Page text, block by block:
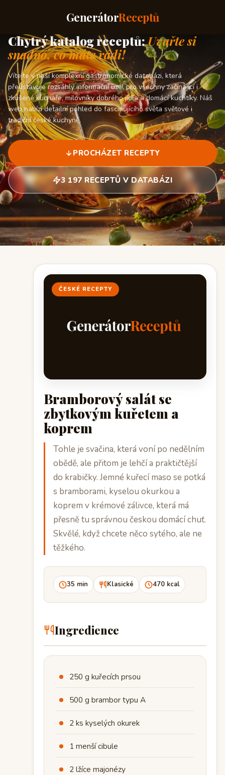
GenerátorReceptů
Chytrý katalog receptů:Uvařte si
snadno, co máte rádi!
Vítejte v naší komplexní gastronomické databázi, která
představuje rozsáhlý informační uzel pro všechny začínající i
zkušené kuchaře, milovníky dobrého jídla a domácí kuchtíky. Náš
web nabízí detailní pohled do fascinujícího světa světové i
tradiční české kuchyně.
PROCHÁZET RECEPTY
3 197 RECEPTŮ V DATABÁZI
ČESKÉ RECEPTY
Bramborový salát se
zbytkovým kuřetem a
koprem
Tohle je svačina, která voní po nedělním
obědě, ale přitom je lehčí a praktičtější
do krabičky. Jemné kuřecí maso se potká
s bramborami, kyselou okurkou a
koprem v krémové zálivce, která má
přesně tu správnou českou domácí chuť.
Skvělé, když chcete něco sytého, ale ne
těžkého.
35 min Klasické 470 kcal
Ingredience
250 g kuřecích prsou
500 g brambor typu A
2 ks kyselých okurek
1 menší cibule
2 lžíce majonézy